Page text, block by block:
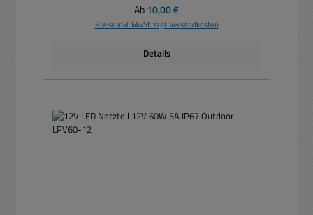
Regulärer Preis:
Ab10,00 €
Preise inkl. MwSt. zzgl. Versandkosten
Details